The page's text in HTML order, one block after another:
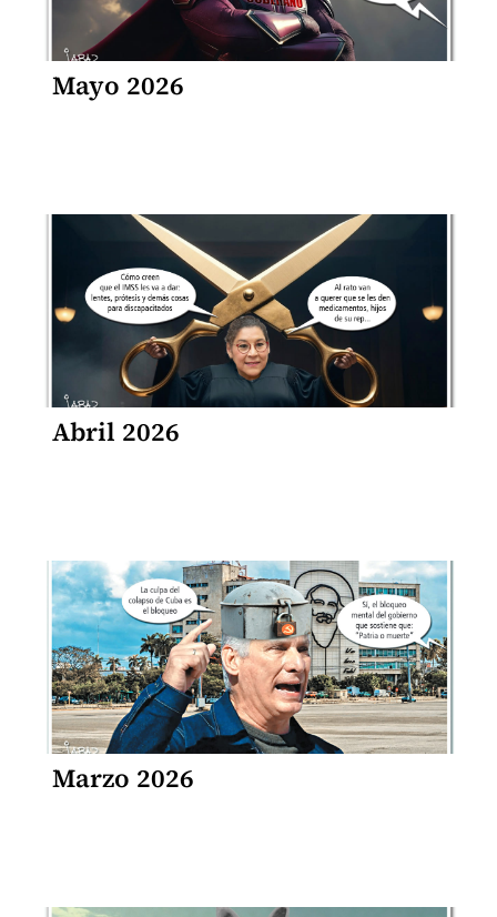
Mayo 2026
Abril 2026
Marzo 2026